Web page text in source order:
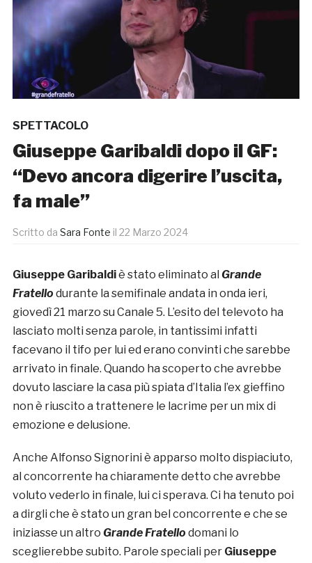
SPETTACOLO
Giuseppe Garibaldi dopo il GF:
“Devo ancora digerire l’uscita,
fa male”
Scritto da Sara Fonte il 22 Marzo 2024
Giuseppe Garibaldiè stato eliminato al Grande
Fratello durante la semifinale andata in onda ieri,
giovedì 21 marzo su Canale 5. L’esito del televoto ha
lasciato molti senza parole, in tantissimi infatti
facevano il tifo per lui ed erano convinti che sarebbe
arrivato in finale. Quando ha scoperto che avrebbe
dovuto lasciare la casa più spiata d’Italia l’ex gieffino
non è riuscito a trattenere le lacrime per un mix di
emozione e delusione.
Anche Alfonso Signorini è apparso molto dispiaciuto,
al concorrente ha chiaramente detto che avrebbe
voluto vederlo in finale, lui ci sperava. Ci ha tenuto poi
a dirgli che è stato un gran bel concorrente e che se
iniziasse un altro Grande Fratello domani lo
sceglierebbe subito. Parole speciali per Giuseppe